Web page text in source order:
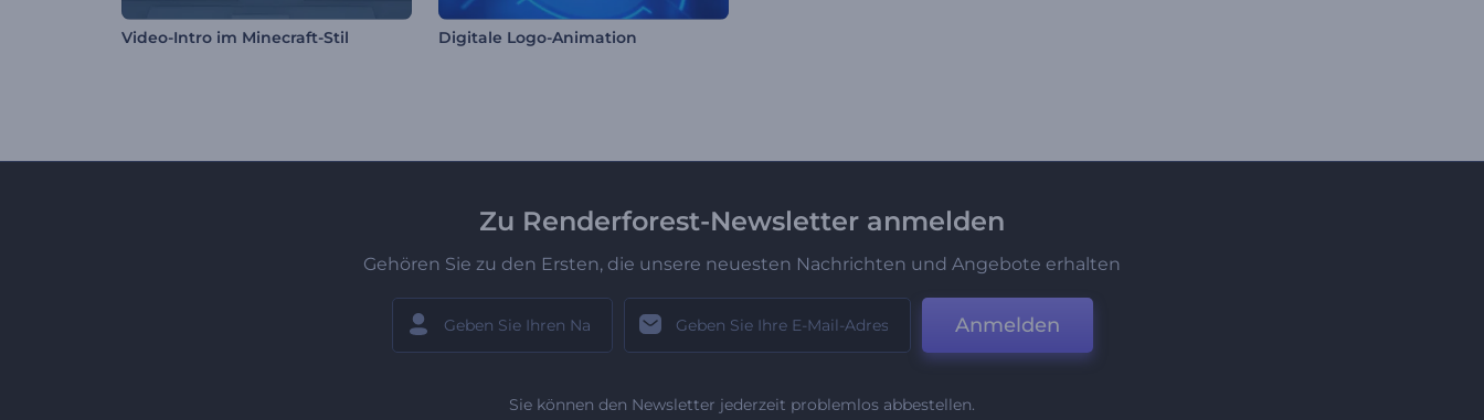
Video-Intro im Minecraft-Stil Digitale Logo-Animation
Zu Renderforest-Newsletter anmelden
Gehören Sie zu den Ersten, die unsere neuesten Nachrichten und Angebote erhalten
Anmelden
Sie können den Newsletter jederzeit problemlos abbestellen.